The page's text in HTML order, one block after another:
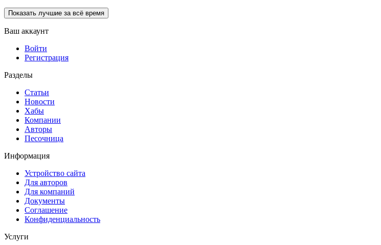
Показать лучшие за всё время
Ваш аккаунт
Войти
Регистрация
Разделы
Статьи
Новости
Хабы
Компании
Авторы
Песочница
Информация
Устройство сайта
Для авторов
Для компаний
Документы
Соглашение
Конфиденциальность
Услуги